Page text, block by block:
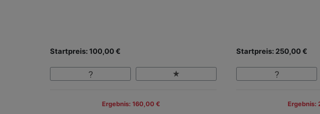
Startpreis: 100,00 €
Ergebnis: 160,00 €
Startpreis: 250,00 €
Ergebnis: